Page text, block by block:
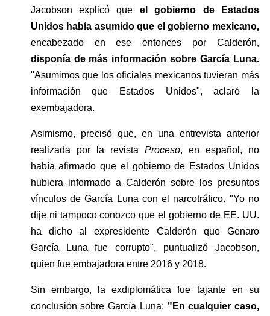
Jacobson explicó que el gobierno de Estados
Unidos había asumido que el gobierno mexicano,
disponía de más información sobre García Luna.
"Asumimos que los oficiales mexicanos tuvieran más
información que Estados Unidos", aclaró la
exembajadora.
Asimismo, precisó que, en una entrevista anterior
realizada por la revista Proceso, en español, no
había afirmado que el gobierno de Estados Unidos
hubiera informado a Calderón sobre los presuntos
vínculos de García Luna con el narcotráfico. "Yo no
dije ni tampoco conozco que el gobierno de EE. UU.
ha dicho al expresidente Calderón que Genaro
García Luna fue corrupto", puntualizó Jacobson,
quien fue embajadora entre 2016 y 2018.
Sin embargo, la exdiplomática fue tajante en su
conclusión sobre García Luna: "En cualquier caso,